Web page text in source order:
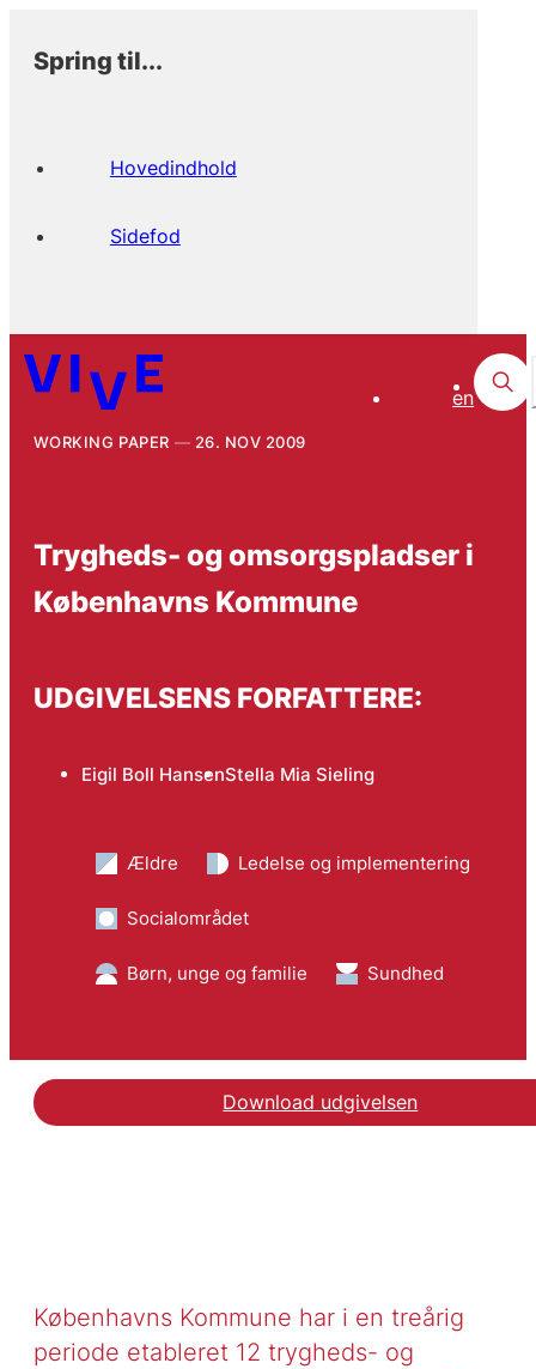
Spring til...
Hovedindhold
Sidefod
en
WORKING PAPER 26. NOV 2009
Trygheds- og omsorgspladser i
Københavns Kommune
UDGIVELSENS FORFATTERE:
Eigil Boll HansenStella Mia Sieling
Ældre Ledelse og implementering
Socialområdet
Børn, unge og familie Sundhed
Download udgivelsen
Københavns Kommune har i en treårig
periode etableret 12 trygheds- og